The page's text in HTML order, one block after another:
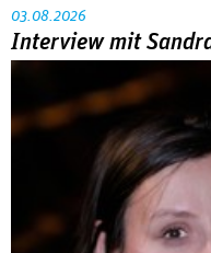
03.08.2026
Interview mit